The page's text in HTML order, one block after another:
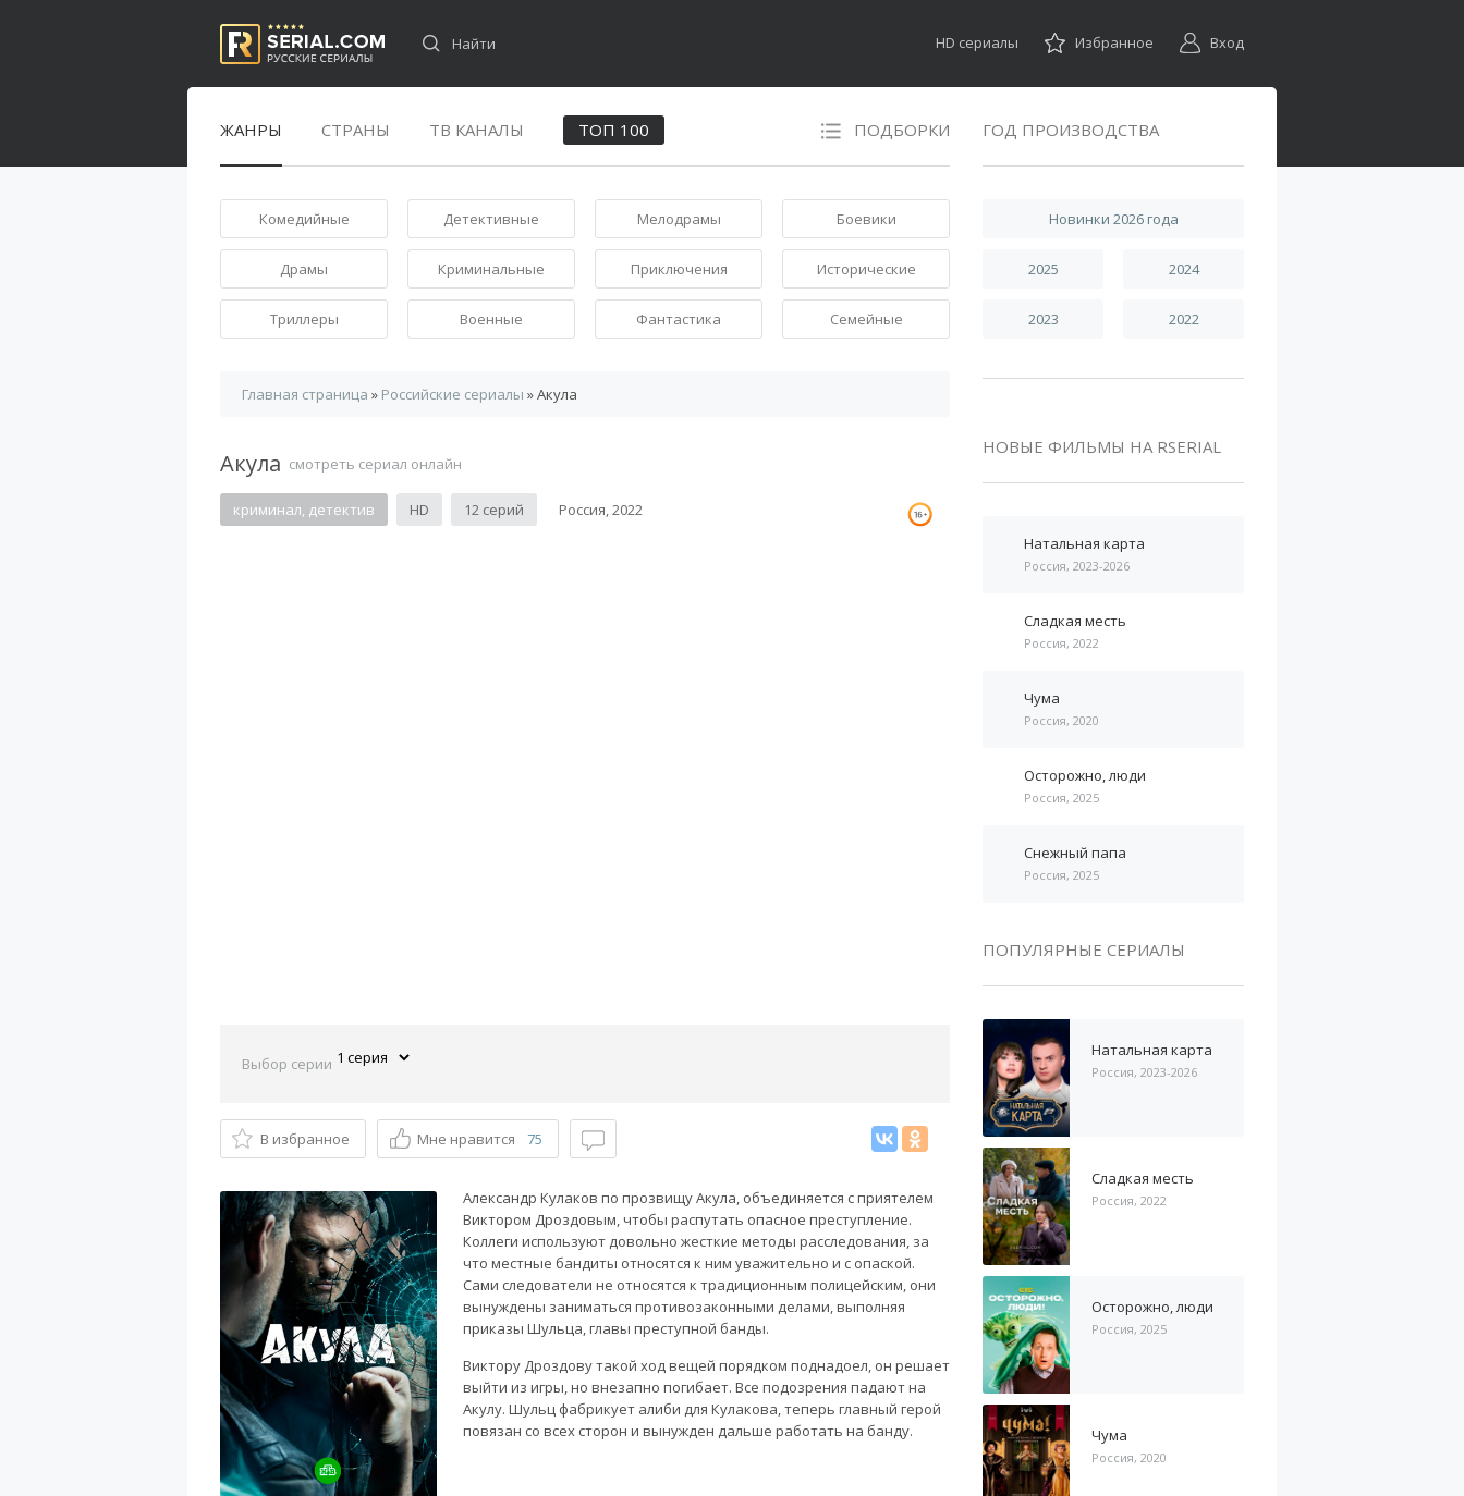
HD сериалы Избранное Вход
ЖАНРЫ СТРАНЫ ТВ КАНАЛЫ ПОДБОРКИ
ТОП 100
Комедийные Детективные Мелодрамы Боевики
Драмы Криминальные Приключения Исторические
Триллеры Военные Фантастика Семейные
Главная страница » Российские сериалы » Акула
Акула смотреть сериал онлайн
криминал, детектив HD 12 серий Россия, 2022
Выбор серии
В избранное Мне нравится 75
Александр Кулаков по прозвищу Акула, объединяется с приятелем
Виктором Дроздовым, чтобы распутать опасное преступление.
Коллеги используют довольно жесткие методы расследования, за
что местные бандиты относятся к ним уважительно и с опаской.
Сами следователи не относятся к традиционным полицейским, они
вынуждены заниматься противозаконными делами, выполняя
приказы Шульца, главы преступной банды.
Виктору Дроздову такой ход вещей порядком поднадоел, он решает
выйти из игры, но внезапно погибает. Все подозрения падают на
Акулу. Шульц фабрикует алиби для Кулакова, теперь главный герой
повязан со всех сторон и вынужден дальше работать на банду.
ГОД ПРОИЗВОДСТВА
Новинки 2026 года
2025 2024
2023 2022
НОВЫЕ ФИЛЬМЫ НА RSERIAL
Натальная карта
Россия, 2023-2026
Сладкая месть
Россия, 2022
Чума
Россия, 2020
Осторожно, люди
Россия, 2025
Снежный папа
Россия, 2025
ПОПУЛЯРНЫЕ СЕРИАЛЫ
Натальная карта
Россия, 2023-2026
Сладкая месть
Россия, 2022
Осторожно, люди
Россия, 2025
Чума
Россия, 2020